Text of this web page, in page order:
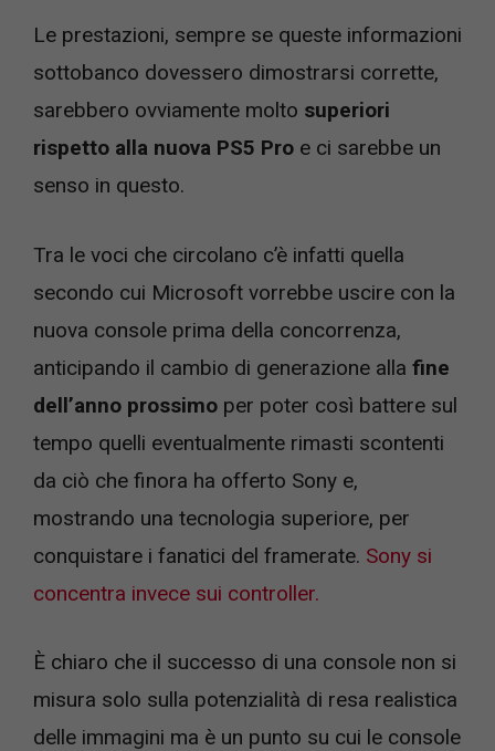
Le prestazioni, sempre se queste informazioni
sottobanco dovessero dimostrarsi corrette,
sarebbero ovviamente molto superiori
rispetto alla nuova PS5 Pro e ci sarebbe un
senso in questo.
Tra le voci che circolano c’è infatti quella
secondo cui Microsoft vorrebbe uscire con la
nuova console prima della concorrenza,
anticipando il cambio di generazione alla fine
dell’anno prossimo per poter così battere sul
tempo quelli eventualmente rimasti scontenti
da ciò che finora ha offerto Sony e,
mostrando una tecnologia superiore, per
conquistare i fanatici del framerate. Sony si
concentra invece sui controller.
È chiaro che il successo di una console non si
misura solo sulla potenzialità di resa realistica
delle immagini ma è un punto su cui le console